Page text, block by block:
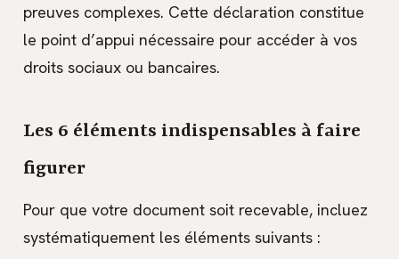
preuves complexes. Cette déclaration constitue
le point d’appui nécessaire pour accéder à vos
droits sociaux ou bancaires.
Les 6 éléments indispensables à faire
figurer
Pour que votre document soit recevable, incluez
systématiquement les éléments suivants :